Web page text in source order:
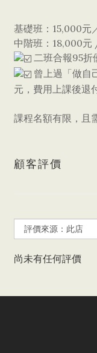
基礎班：15,000元
中階班：18,000元
二班合報95折
曾上過「做自
元，費用上課後退
課程名額有限，且
顧客評價
尚未有任何評價